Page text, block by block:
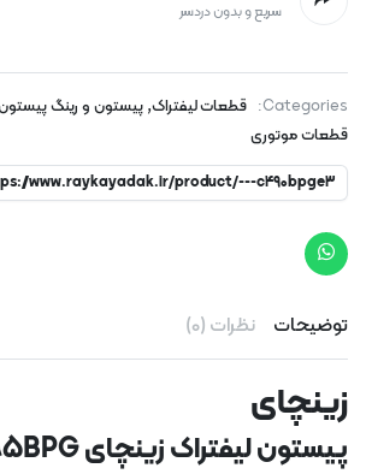
سریع و بدون دردسر
Categories: قطعات لیفتراک,پیستون و رینگ
قطعات موتوری
www.raykayadak.ir/product/---c490bpge3/
توضیحات نظرات (0)
زینچای
پیستون لیفتراک زینچای NB485BPG